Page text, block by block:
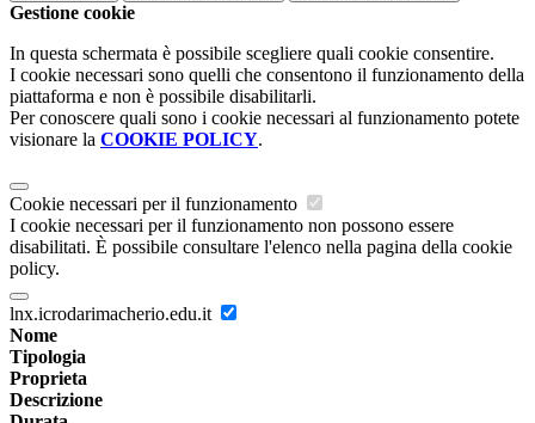
Gestione cookie
In questa schermata è possibile scegliere quali cookie consentire.
I cookie necessari sono quelli che consentono il funzionamento della
piattaforma e non è possibile disabilitarli.
Per conoscere quali sono i cookie necessari al funzionamento potete
visionare la COOKIE POLICY.
Cookie necessari per il funzionamento
I cookie necessari per il funzionamento non possono essere
disabilitati. È possibile consultare l'elenco nella pagina della cookie
policy.
lnx.icrodarimacherio.edu.it
Nome
Tipologia
Proprieta
Descrizione